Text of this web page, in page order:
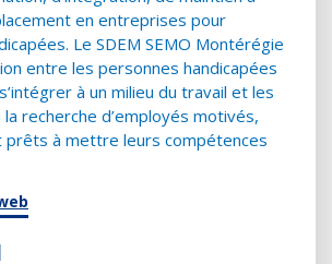
en entreprises pour
Le SDEM SEMO Montérégie
entre les personnes handicapées
à un milieu du travail et les
recherche d’employés motivés,
à mettre leurs compétences